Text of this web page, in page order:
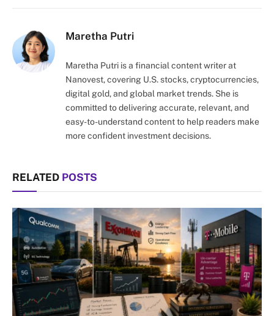
Maretha Putri
Maretha Putri is a financial content writer at
Nanovest, covering U.S. stocks, cryptocurrencies,
digital gold, and global market trends. She is
committed to delivering accurate, relevant, and
easy-to-understand content to help readers make
more confident investment decisions.
RELATED POSTS